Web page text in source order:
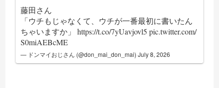
藤田さん
「ウチもじゃなくて、ウチが一番最初に書いたん
ちゃいますか」https://t.co/7yUavjovl5 pic.twitter.com/
S0miAEBcME
— ドンマイおじさん (@don_mai_don_mai)July 8, 2026